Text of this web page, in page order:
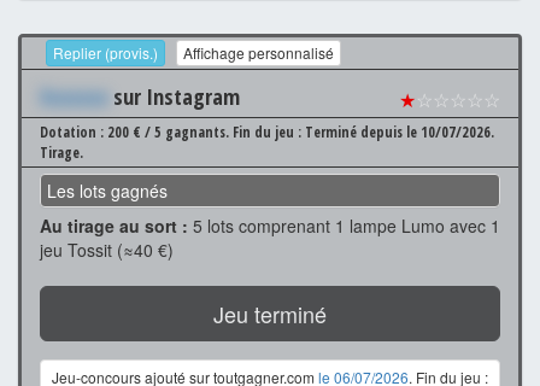
Replier (provis.) Affichage personnalisé
Xxxxxxx sur Instagram ★☆☆☆☆☆
Dotation : 200 € / 5 gagnants. Fin du jeu : Terminé depuis le 10/07/2026.
Tirage.
Les lots gagnés
Au tirage au sort : 5 lots comprenant 1 lampe Lumo avec 1
jeu Tossit (≈40 €)
Jeu terminé
Jeu-concours ajouté sur toutgagner.com le 06/07/2026. Fin du jeu :